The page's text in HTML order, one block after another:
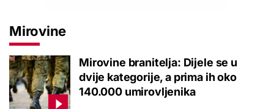
Mirovine
Mirovine branitelja: Dijele se u
dvije kategorije, a prima ih oko
140.000 umirovljenika